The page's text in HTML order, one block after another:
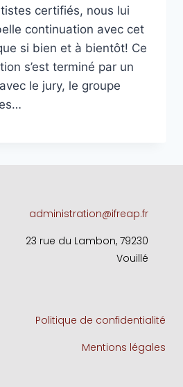
certifiés, nous lui
continuation avec cet
si bien et à bientôt! Ce
s’est terminé par un
le jury, le groupe
administration@ifreap.fr
23 rue du Lambon, 79230
Vouillé
Politique de confidentialité
Mentions légales